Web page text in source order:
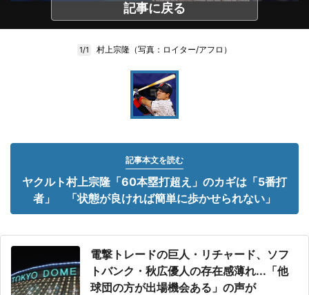
記事に戻る
1/1 村上宗隆（写真：ロイター/アフロ）
記事本文を読む
ヤクルト村上宗隆「60本塁打超え」のカギは「5番打
者」 「状態が良ければ簡単に歩かせられない」
電撃トレードの巨人・リチャード、ソフ
トバンク・秋広優人の存在感薄れ...「他
球団の方が出場機会ある」の声が